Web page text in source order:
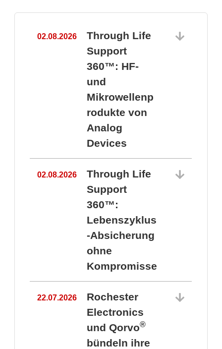
02.08.2026
Through Life
Support
360™: HF-
und
Mikrowellenp
rodukte von
Analog
Devices
02.08.2026
Through Life
Support
360™:
Lebenszyklus
-Absicherung
ohne
Kompromisse
22.07.2026
Rochester
Electronics
und Qorvo®
bündeln ihre